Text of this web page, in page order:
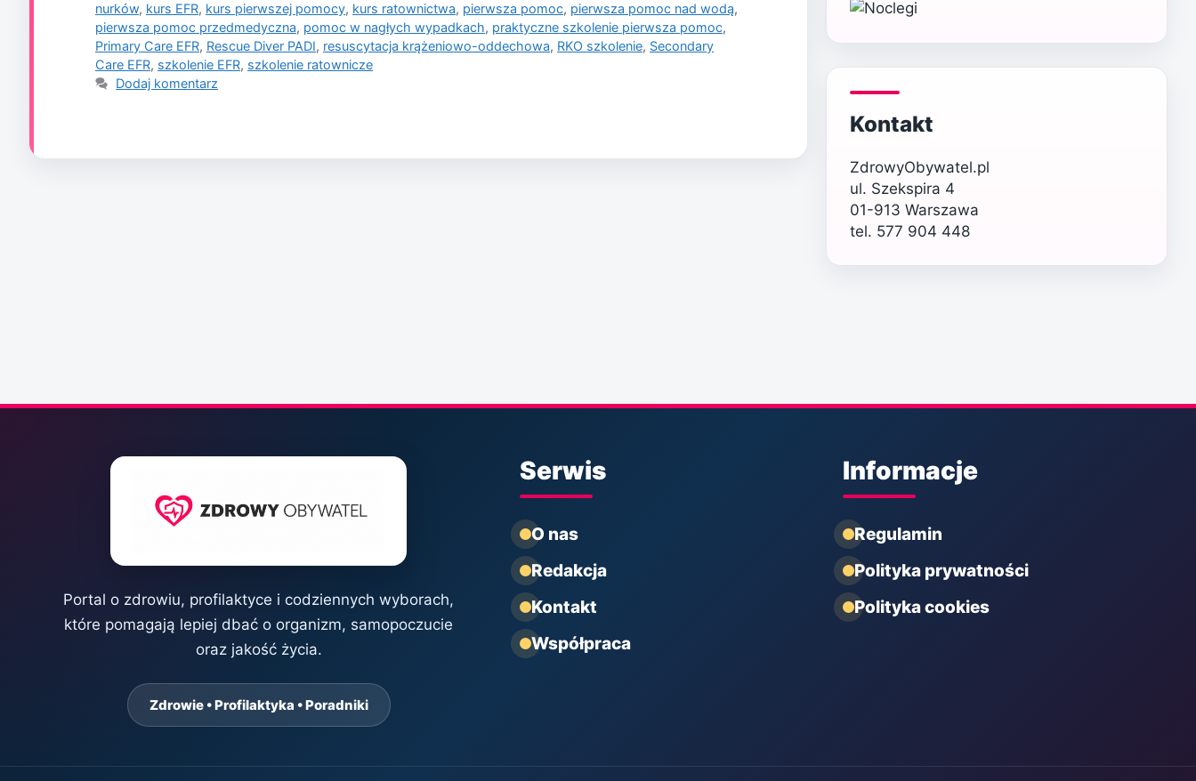
nurków, kurs EFR, kurs pierwszej pomocy, kurs ratownictwa, pierwsza pomoc, pierwsza pomoc nad wodą,
pierwsza pomoc przedmedyczna, pomoc w nagłych wypadkach, praktyczne szkolenie pierwsza pomoc,
Primary Care EFR, Rescue Diver PADI, resuscytacja krążeniowo-oddechowa, RKO szkolenie, Secondary
Care EFR, szkolenie EFR, szkolenie ratownicze
Dodaj komentarz
Kontakt
ZdrowyObywatel.pl
ul. Szekspira 4
01-913 Warszawa
tel. 577 904 448
Portal o zdrowiu, profilaktyce i codziennych wyborach,
które pomagają lepiej dbać o organizm, samopoczucie
oraz jakość życia.
Zdrowie • Profilaktyka • Poradniki
Serwis
O nas
Redakcja
Kontakt
Współpraca
Informacje
Regulamin
Polityka prywatności
Polityka cookies